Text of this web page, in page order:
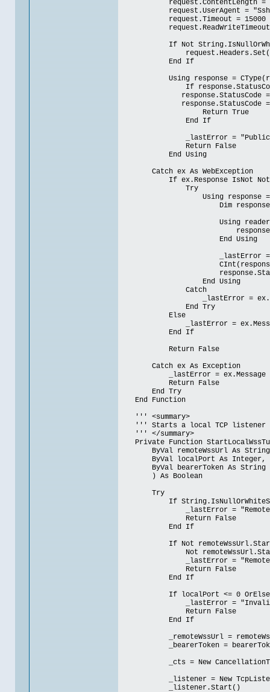
request.ContentLength =
request.UserAgent =
request.Timeout = 15000
request.ReadWriteTimeout
If Not
End If
Using response =
If response.StatusCode =
response.StatusCode =
response.StatusCode =
Return True
End If
_lastError = "Public key
Return False
End Using
Catch ex As WebException
If ex.Response IsNot
Try
Using response =
Dim responseBody
Using reader As New
responseBody =
End Using
_lastError = "Public
End Using
Catch
_lastError =
End Try
Else
_lastError =
End If
Return False
Catch ex As Exception
_lastError = ex.Message
Return False
End Try
End Function
''' <summary>
''' Starts a local TCP listener
''' </summary>
Private Function
ByVal remoteWssUrl As
ByVal localPort As Integer,
ByVal bearerToken As String
) As Boolean
Try
If
_lastError = "Remote WSS
Return False
End If
If Not
Not
_lastError = "Remote URL
Return False
End If
If localPort <= 0 OrElse
_lastError = "Invalid
Return False
End If
_remoteWssUrl =
_bearerToken =
_cts = New
_listener = New
_listener.Start()